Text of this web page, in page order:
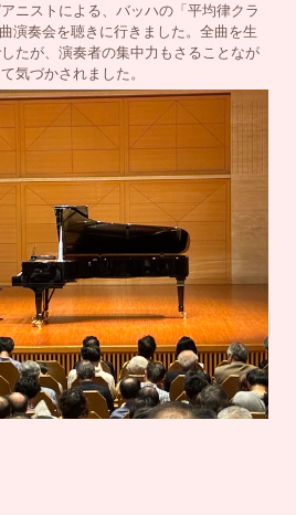
ニストによる、バッハの「平均律クラ
演奏会を聴きに行きました。全曲を生
たが、演奏者の集中力もさることなが
気づかされました。